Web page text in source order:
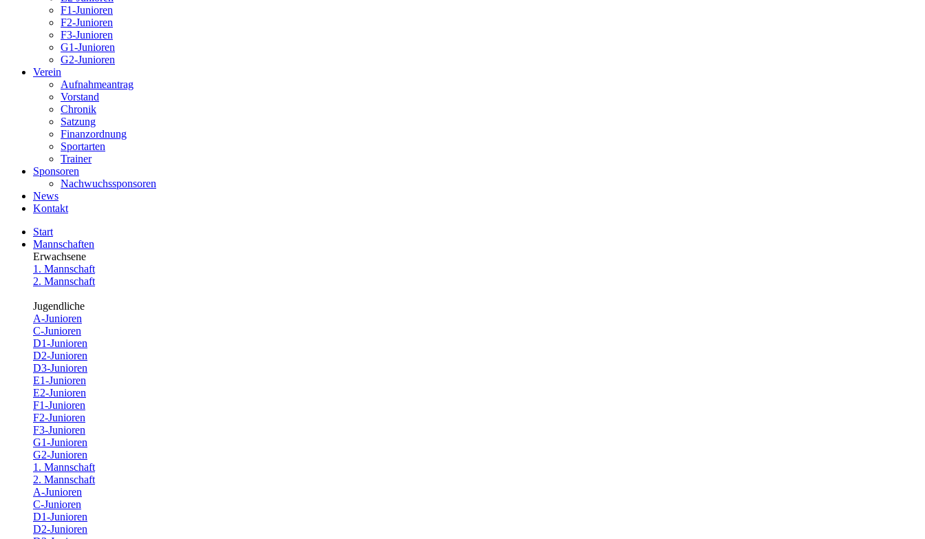
F1-Junioren
F2-Junioren
F3-Junioren
G1-Junioren
G2-Junioren
Verein
Aufnahmeantrag
Vorstand
Chronik
Satzung
Finanzordnung
Sportarten
Trainer
Sponsoren
Nachwuchssponsoren
News
Kontakt
Start
Mannschaften
Erwachsene
1. Mannschaft
2. Mannschaft
Jugendliche
A-Junioren
C-Junioren
D1-Junioren
D2-Junioren
D3-Junioren
E1-Junioren
E2-Junioren
F1-Junioren
F2-Junioren
F3-Junioren
G1-Junioren
G2-Junioren
1. Mannschaft
2. Mannschaft
A-Junioren
C-Junioren
D1-Junioren
D2-Junioren